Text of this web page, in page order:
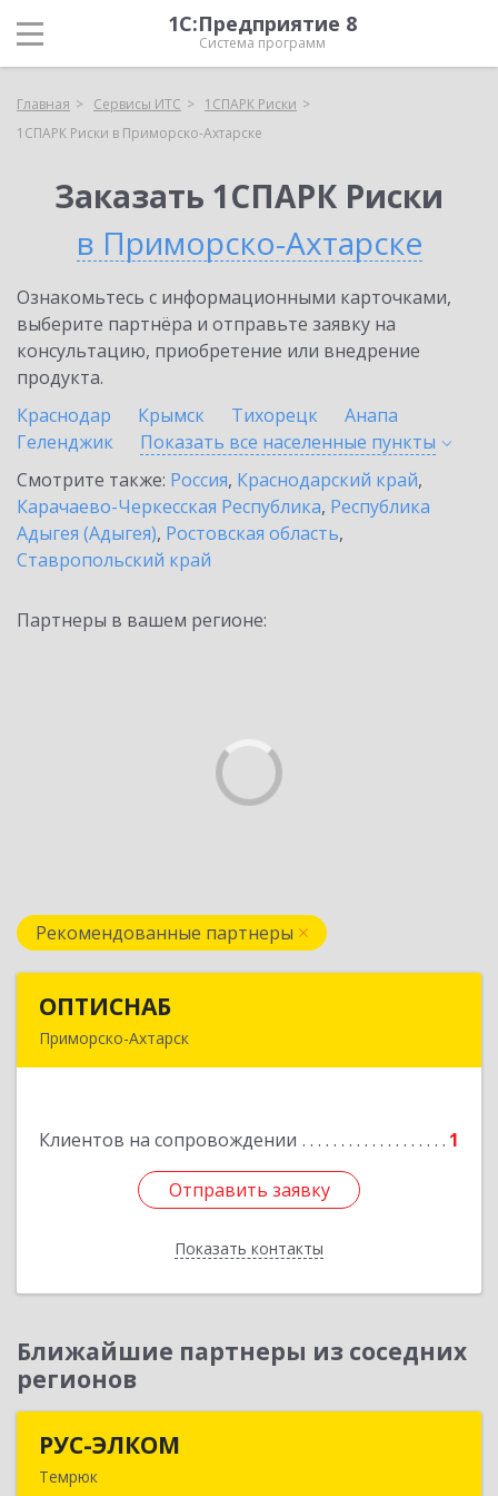
1С:Предприятие 8
Система программ
Главная Сервисы ИТС
1СПАРК Риски
1СПАРК Риски в Приморско-Ахтарске
Заказать 1СПАРК Риски
в Приморско-Ахтарске
Ознакомьтесь с информационными карточками,
выберите партнёра и отправьте заявку на
консультацию, приобретение или внедрение
продукта.
Краснодар
Крымск Тихорецк
Анапа
Геленджик
Показать все населенные пункты
Смотрите также: Россия, Краснодарский край,
Карачаево-Черкесская Республика, Республика
Адыгея (Адыгея), Ростовская область,
Ставропольский край
Партнеры в вашем регионе:
Рекомендованные партнеры
ОПТИСНАБ
Приморско-Ахтарск
Клиентов на сопровождении 1
Отправить заявку
Показать контакты
Ближайшие партнеры из соседних
регионов
РУС-ЭЛКОМ
Темрюк